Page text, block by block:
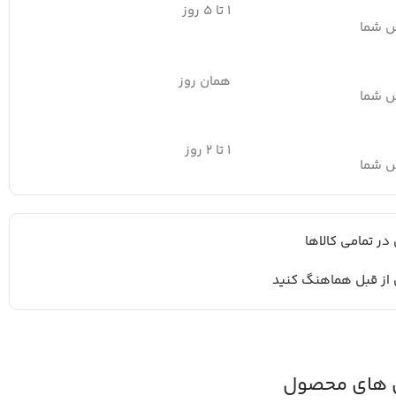
شما
۱ تا ۵ روز
شما
همان روز
شما
۱ تا ۲ روز
تمامی کالاها
از قبل هماهنگ کنید
های محصول